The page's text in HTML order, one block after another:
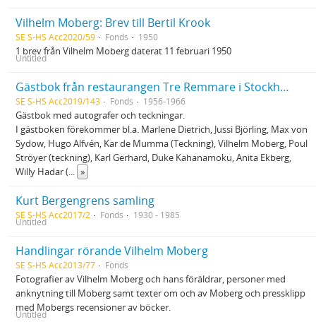
Vilhelm Moberg: Brev till Bertil Krook
SE S-HS Acc2020/59 Fonds 1950
1 brev från Vilhelm Moberg daterat 11 februari 1950
Untitled
Gästbok från restaurangen Tre Remmare i Stockholm
SE S-HS Acc2019/143 Fonds 1956-1966
Gästbok med autografer och teckningar.
I gästboken förekommer bl.a. Marlene Dietrich, Jussi Björling, Max von
Sydow, Hugo Alfvén, Kar de Mumma (Teckning), Vilhelm Moberg, Poul
Ströyer (teckning), Karl Gerhard, Duke Kahanamoku, Anita Ekberg,
Willy Hadar (... »
Kurt Bergengrens samling
SE S-HS Acc2017/2 Fonds 1930 - 1985
Untitled
Handlingar rörande Vilhelm Moberg
SE S-HS Acc2013/77 Fonds
Fotografier av Vilhelm Moberg och hans föräldrar, personer med
anknytning till Moberg samt texter om och av Moberg och pressklipp
med Mobergs recensioner av böcker.
Untitled